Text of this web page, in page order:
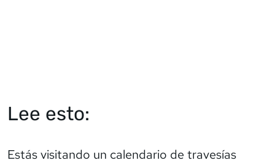
Lee esto:
Estás visitando un calendario de travesías